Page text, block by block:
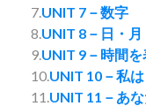
7.UNIT 7－数字
8.UNIT 8－日・月
9.UNIT 9－時間
10.UNIT 10－私
11.UNIT 11－あな